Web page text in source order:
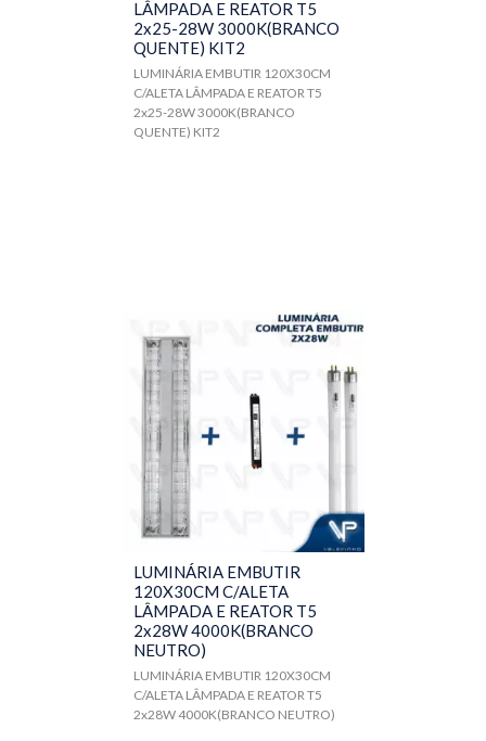
LÂMPADA E REATOR T5
2x25-28W 3000K(BRANCO
QUENTE) KIT2
LUMINÁRIA EMBUTIR 120X30CM
C/ALETA LÂMPADA E REATOR T5
2x25-28W 3000K(BRANCO
QUENTE) KIT2
LUMINÁRIA EMBUTIR
120X30CM C/ALETA
LÂMPADA E REATOR T5
2x28W 4000K(BRANCO
NEUTRO)
LUMINÁRIA EMBUTIR 120X30CM
C/ALETA LÂMPADA E REATOR T5
2x28W 4000K(BRANCO NEUTRO)